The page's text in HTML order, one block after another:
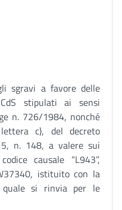
sgravi a favore delle
stipulati ai sensi
n. 726/1984, nonché
c), del decreto
n. 148, a valere sui
causale “L943”,
istituito con la
si rinvia per le